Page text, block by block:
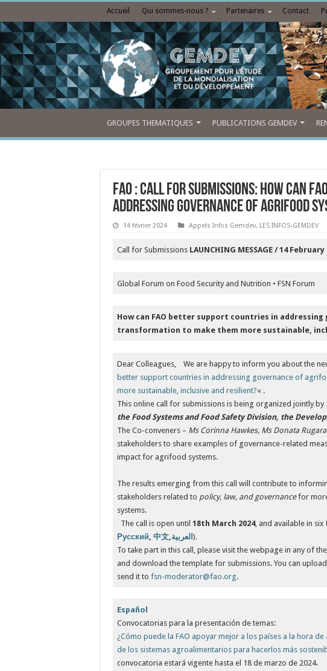
Accueil Qui sommes-nous ? Partenaires Contact
GROUPES THEMATIQUES PUBLICATIONS GEMDEV
FAO : Call for submissions: How can
addressing governance of agrifood
14 février 2024 Appels Infos Gemdev, LES INFOS-GEMDEV
Call for Submissions LAUNCHING MESSAGE / 14 February
Global Forum on Food Security and Nutrition • FSN Forum
How can FAO better support countries in
transformation to make them more sustainable,
Dear Colleagues, We are happy to inform you about the
better support countries in addressing governance of
more sustainable, inclusive and resilient?« .
This online call for submissions is being organized jointly by
the Food Systems and Food Safety Division, the
The Co-conveners – Ms Corinna Hawkes, Ms Donata
stakeholders to share examples of governance-related
impact for agrifood systems.
The results emerging from this call will contribute to
stakeholders related to policy, law, and governancefor
systems.
The call is open until18th March 2024, and available in six
Русский ,中文 العربية).
To take part in this call, please visit the webpage in any of
and download the template for submissions. You can
send it tofsn-moderator@fao.org.
Español
Convocatorias para la presentación de temas:
¿Cómo puede la FAO apoyar mejor a los países a la hora
de los sistemas agroalimentarios para hacerlos más
convocatoria estará vigente hasta el 18 de marzo de 2024.